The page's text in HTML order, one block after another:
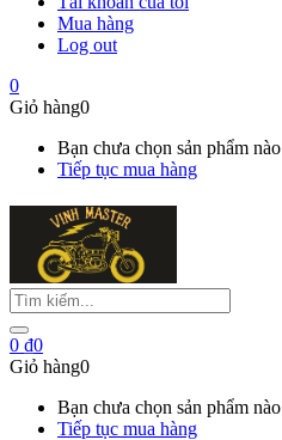
Mua hàng
Log out
0
Giỏ hàng0
Bạn chưa chọn sản phẩm nào
Tiếp tục mua hàng
0 ₫0
Giỏ hàng0
Bạn chưa chọn sản phẩm nào
Tiếp tục mua hàng